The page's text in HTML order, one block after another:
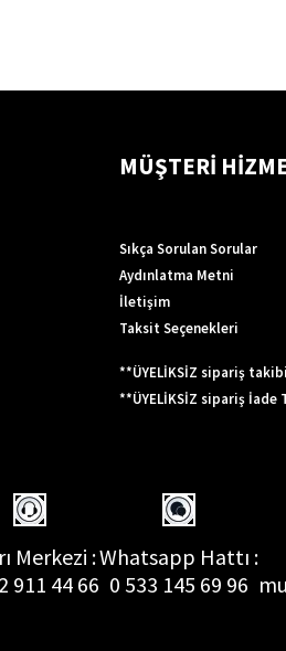
MÜŞTERİ
Sıkça Sorulan Sorular
Aydınlatma Metni
İletişim
Taksit Seçenekleri
**ÜYELİKSİZ sipariş takibi
**ÜYELİKSİZ sipariş İade
Merkezi :
911 44 66
Whatsapp Hattı :
0 533 145 69 96